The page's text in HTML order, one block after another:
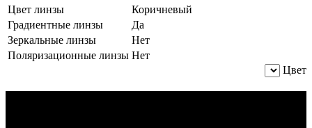
Цвет линзы
Коричневый
Градиентные линзы
Да
Зеркальные линзы
Нет
Поляризационные линзы Нет
Цвет